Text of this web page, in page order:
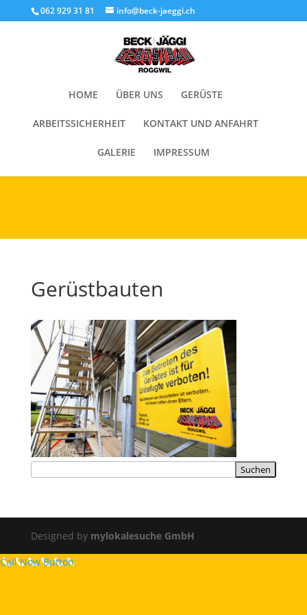
Cookies helfen uns bei der Bereitstellung unserer Inhalte und
Dienste. Durch die weitere Nutzung der Webseite stimmen Sie der
Verwendung von Cookies zu.
062 929 31 81 info@beck-jaeggi.ch
HOME ÜBER UNS GERÜSTE
ARBEITSSICHERHEIT KONTAKT UND ANFAHRT
GALERIE IMPRESSUM
Gerüstbauten
Designed by mylokalesuche GmbH
Call Now Button